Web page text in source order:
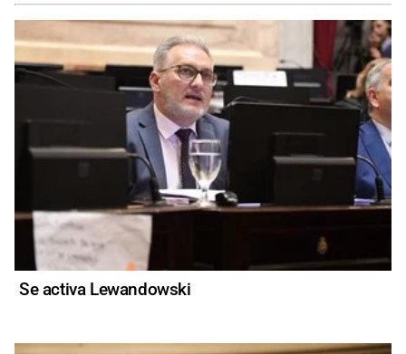
Se activa Lewandowski